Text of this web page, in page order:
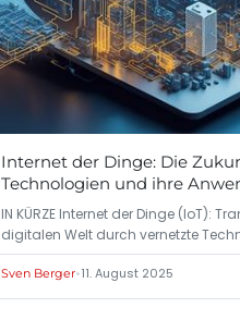
Internet der Dinge: Die
Technologien und ihre
IN KÜRZE Internet der Dinge (IoT):
digitalen Welt durch vernetzte
Sven Berger•11. August 2025